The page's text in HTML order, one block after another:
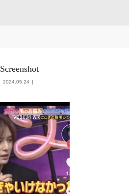
Screenshot
2024.05.24